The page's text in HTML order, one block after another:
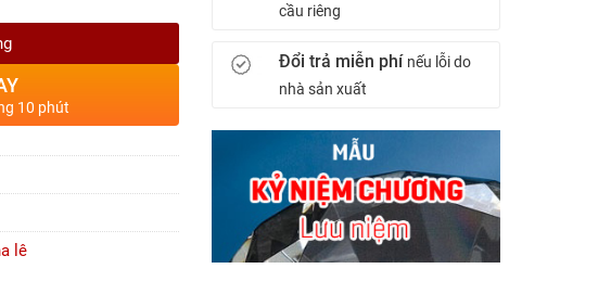
10 phút
lê
cầu riêng
Đổi trả miễn phí nếu lỗi do
nhà sản xuất